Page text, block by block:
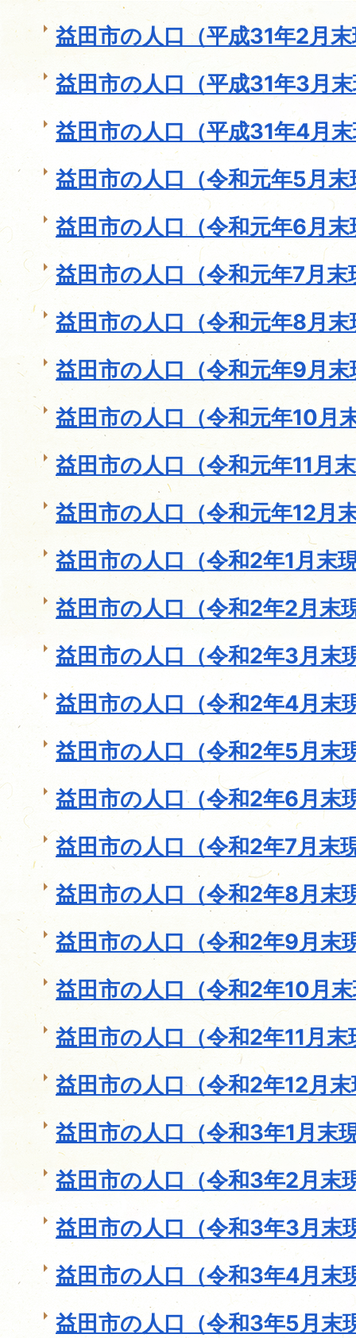
益田市の人口（平成31年2月
益田市の人口（平成31年3月
益田市の人口（平成31年4月
益田市の人口（令和元年5月末
益田市の人口（令和元年6月末
益田市の人口（令和元年7月末
益田市の人口（令和元年8月末
益田市の人口（令和元年9月
益田市の人口（令和元年10月
益田市の人口（令和元年11月
益田市の人口（令和元年12月
益田市の人口（令和2年1月末
益田市の人口（令和2年2月末
益田市の人口（令和2年3月末
益田市の人口（令和2年4月末
益田市の人口（令和2年5月末
益田市の人口（令和2年6月末
益田市の人口（令和2年7月末
益田市の人口（令和2年8月末
益田市の人口（令和2年9月末
益田市の人口（令和2年10月
益田市の人口（令和2年11月末
益田市の人口（令和2年12月
益田市の人口（令和3年1月末
益田市の人口（令和3年2月末
益田市の人口（令和3年3月末
益田市の人口（令和3年4月末
益田市の人口（令和3年5月末